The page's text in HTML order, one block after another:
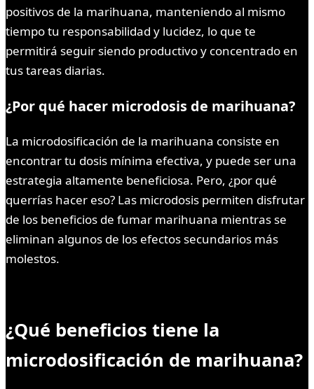
positivos de la marihuana, manteniendo al mismo
tiempo tu responsabilidad y lucidez, lo que te
permitirá seguir siendo productivo y concentrado en
tus tareas diarias.
¿Por qué hacer microdosis de marihuana?
La microdosificación de la marihuana consiste en
encontrar tu dosis mínima efectiva, y puede ser una
estrategia altamente beneficiosa. Pero, ¿por qué
querrías hacer eso? Las microdosis permiten disfrutar
de los beneficios de fumar marihuana mientras se
eliminan algunos de los efectos secundarios más
molestos.
¿Qué beneficios tiene la
microdosificación de marihuana?